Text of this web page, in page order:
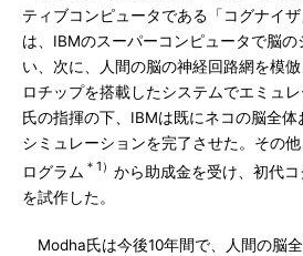
ティブコンピュータである「コグナイ
は、IBMのスーパーコンピュータで脳
い、次に、人間の脳の神経回路網を模
ロチップを搭載したシステムでエミュ
氏の指揮の下、IBMは既にネコの脳全
シミュレーションを完了させた。その
ログラム ＊1） から助成金を受け、初代
を試作した。
Modha氏は今後10年間で、人間の脳